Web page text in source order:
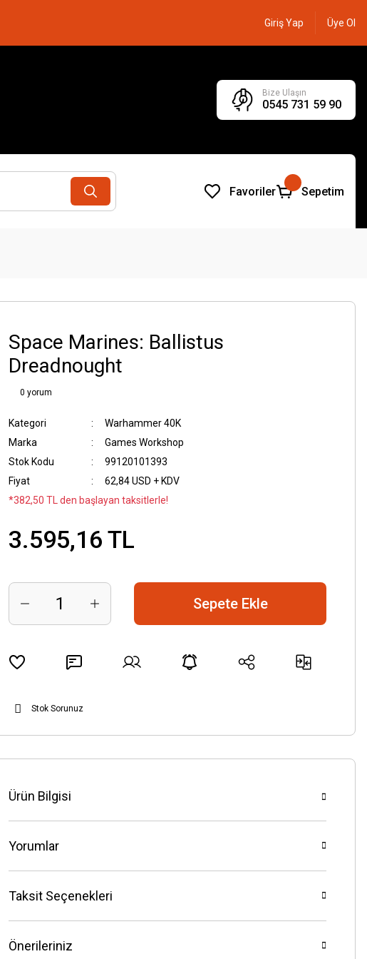
Giriş Yap Üye Ol
Bize Ulaşın
0545 731 59 90
Favoriler Sepetim
Space Marines: Ballistus
Dreadnought
0 yorum
Kategori
Warhammer 40K
Marka
Games Workshop
Stok Kodu
99120101393
Fiyat
62,84 USD + KDV
*382,50 TL den başlayan taksitlerle!
3.595,16 TL
Sepete Ekle
Stok Sorunuz
Ürün Bilgisi
Yorumlar
Taksit Seçenekleri
Önerileriniz